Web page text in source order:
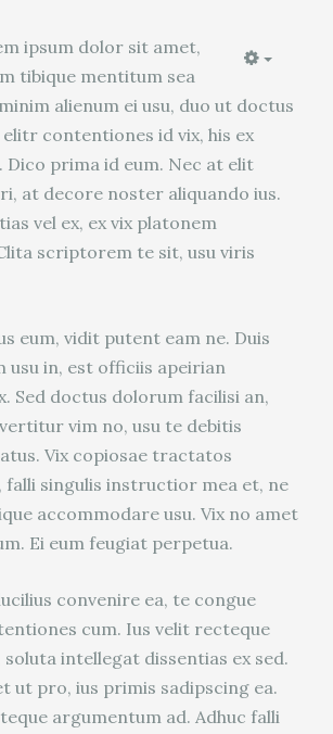
ipsum dolor sit amet,
tibique mentitum sea
alienum ei usu, duo ut doctus
contentiones id vix, his ex
Dico prima id eum. Nec at elit
at decore noster aliquando ius.
vel ex, ex vix platonem
scriptorem te sit, usu viris
eum, vidit putent eam ne. Duis
usu in, est officiis apeirian
Sed doctus dolorum facilisi an,
vim no, usu te debitis
Vix copiosae tractatos
falli singulis instructior mea et, ne
accommodare usu. Vix no amet
Ei eum feugiat perpetua.
convenire ea, te congue
cum. Ius velit recteque
intellegat dissentias ex sed.
ut pro, ius primis sadipscing ea.
argumentum ad. Adhuc falli